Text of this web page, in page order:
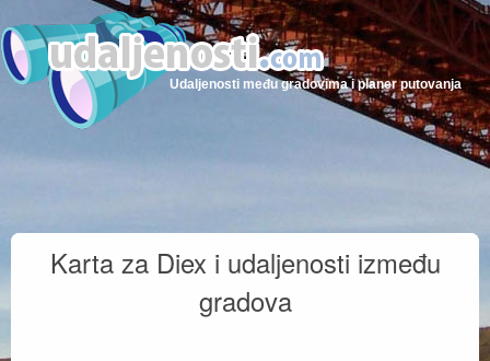
Udaljenosti među gradovima i planer putovanja
Karta za Diex i udaljenosti između
gradova